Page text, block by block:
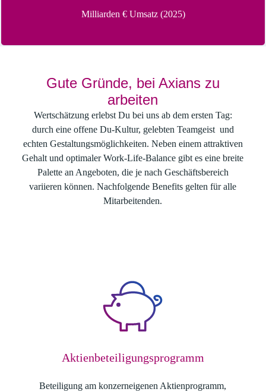
Milliarden € Umsatz (2025)
Gute Gründe, bei Axians zu
arbeiten
Wertschätzung erlebst Du bei uns ab dem ersten Tag:
durch eine offene Du-Kultur, gelebten Teamgeist und
echten Gestaltungsmöglichkeiten. Neben einem attraktiven
Gehalt und optimaler Work-Life-Balance gibt es eine breite
Palette an Angeboten, die je nach Geschäftsbereich
variieren können. Nachfolgende Benefits gelten für alle
Mitarbeitenden.
Aktienbeteiligungsprogramm
Beteiligung am konzerneigenen Aktienprogramm,